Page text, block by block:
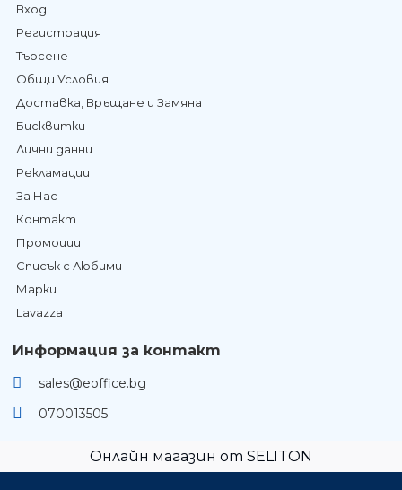
Вход
Регистрация
Търсене
Общи Условия
Доставка, Връщане и Замяна
Бисквитки
Лични данни
Рекламации
За Нас
Контакт
Промоции
Списък с Любими
Марки
Lavazza
Информация за контакт
sales@eoffice.bg
070013505
Онлайн магазин от SELITON